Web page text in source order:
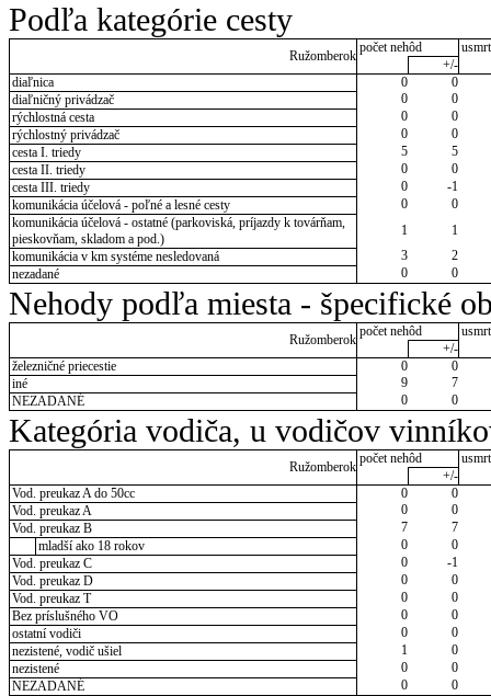
Podľa kategórie cesty
Ružomberok
počet nehôd
+/-
diaľnica
0
0
diaľničný privádzač
0
0
rýchlostná cesta
0
0
rýchlostný privádzač
0
0
cesta I. triedy
5
5
cesta II. triedy
0
0
cesta III. triedy
0
-1
komunikácia účelová - poľné a lesné cesty
0
0
komunikácia účelová - ostatné (parkoviská, príjazdy k továrňam,
pieskovňam, skladom a pod.)
1
1
komunikácia v km systéme nesledovaná
3
2
nezadané
0 0
Nehody podľa miesta - špecifické
Ružomberok
počet nehôd
+/-
železničné priecestie
0
0
iné
9
7
NEZADANÉ
0 0
Kategória vodiča, u vodičov
Ružomberok
počet nehôd
+/-
Vod. preukaz A do 50cc
0
0
Vod. preukaz A
0
0
Vod. preukaz B
7
7
mladší ako 18 rokov
0
0
Vod. preukaz C
0
-1
Vod. preukaz D
0
0
Vod. preukaz T
0
0
Bez príslušného VO
0
0
ostatní vodiči
0
0
nezistené, vodič ušiel
1
0
nezistené
0
0
NEZADANÉ
0 0